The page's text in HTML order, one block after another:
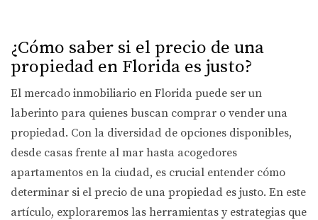
¿Cómo saber si el precio de una
propiedad en Florida es justo?
El mercado inmobiliario en Florida puede ser un
laberinto para quienes buscan comprar o vender una
propiedad. Con la diversidad de opciones disponibles,
desde casas frente al mar hasta acogedores
apartamentos en la ciudad, es crucial entender cómo
determinar si el precio de una propiedad es justo. En este
artículo, exploraremos las herramientas y estrategias que